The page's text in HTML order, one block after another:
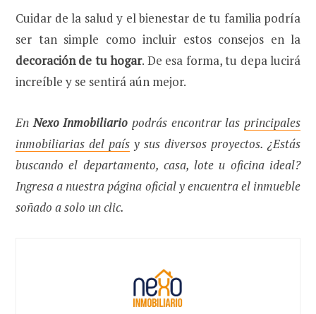
Cuidar de la salud y el bienestar de tu familia podría
ser tan simple como incluir estos consejos en la
decoración de tu hogar. De esa forma, tu depa lucirá
increíble y se sentirá aún mejor.
EnNexo Inmobiliario podrás encontrar lasprincipales
inmobiliarias del país y sus diversos proyectos. ¿Estás
buscando el departamento, casa, lote u oficina ideal?
Ingresa a nuestra página oficial y encuentra el inmueble
soñado a solo un clic.